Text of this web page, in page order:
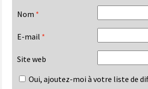
Nom *
E-mail *
Site web
Oui, ajoutez-moi à votre liste de